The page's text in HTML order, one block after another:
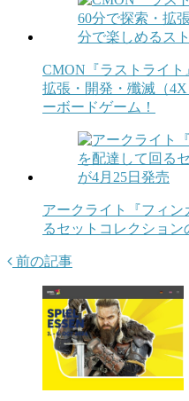
CMON『ラストライト
拡張・開発・殲滅（
ーボードゲーム！
アークライト『フィン
るセットコレクション
前の記事